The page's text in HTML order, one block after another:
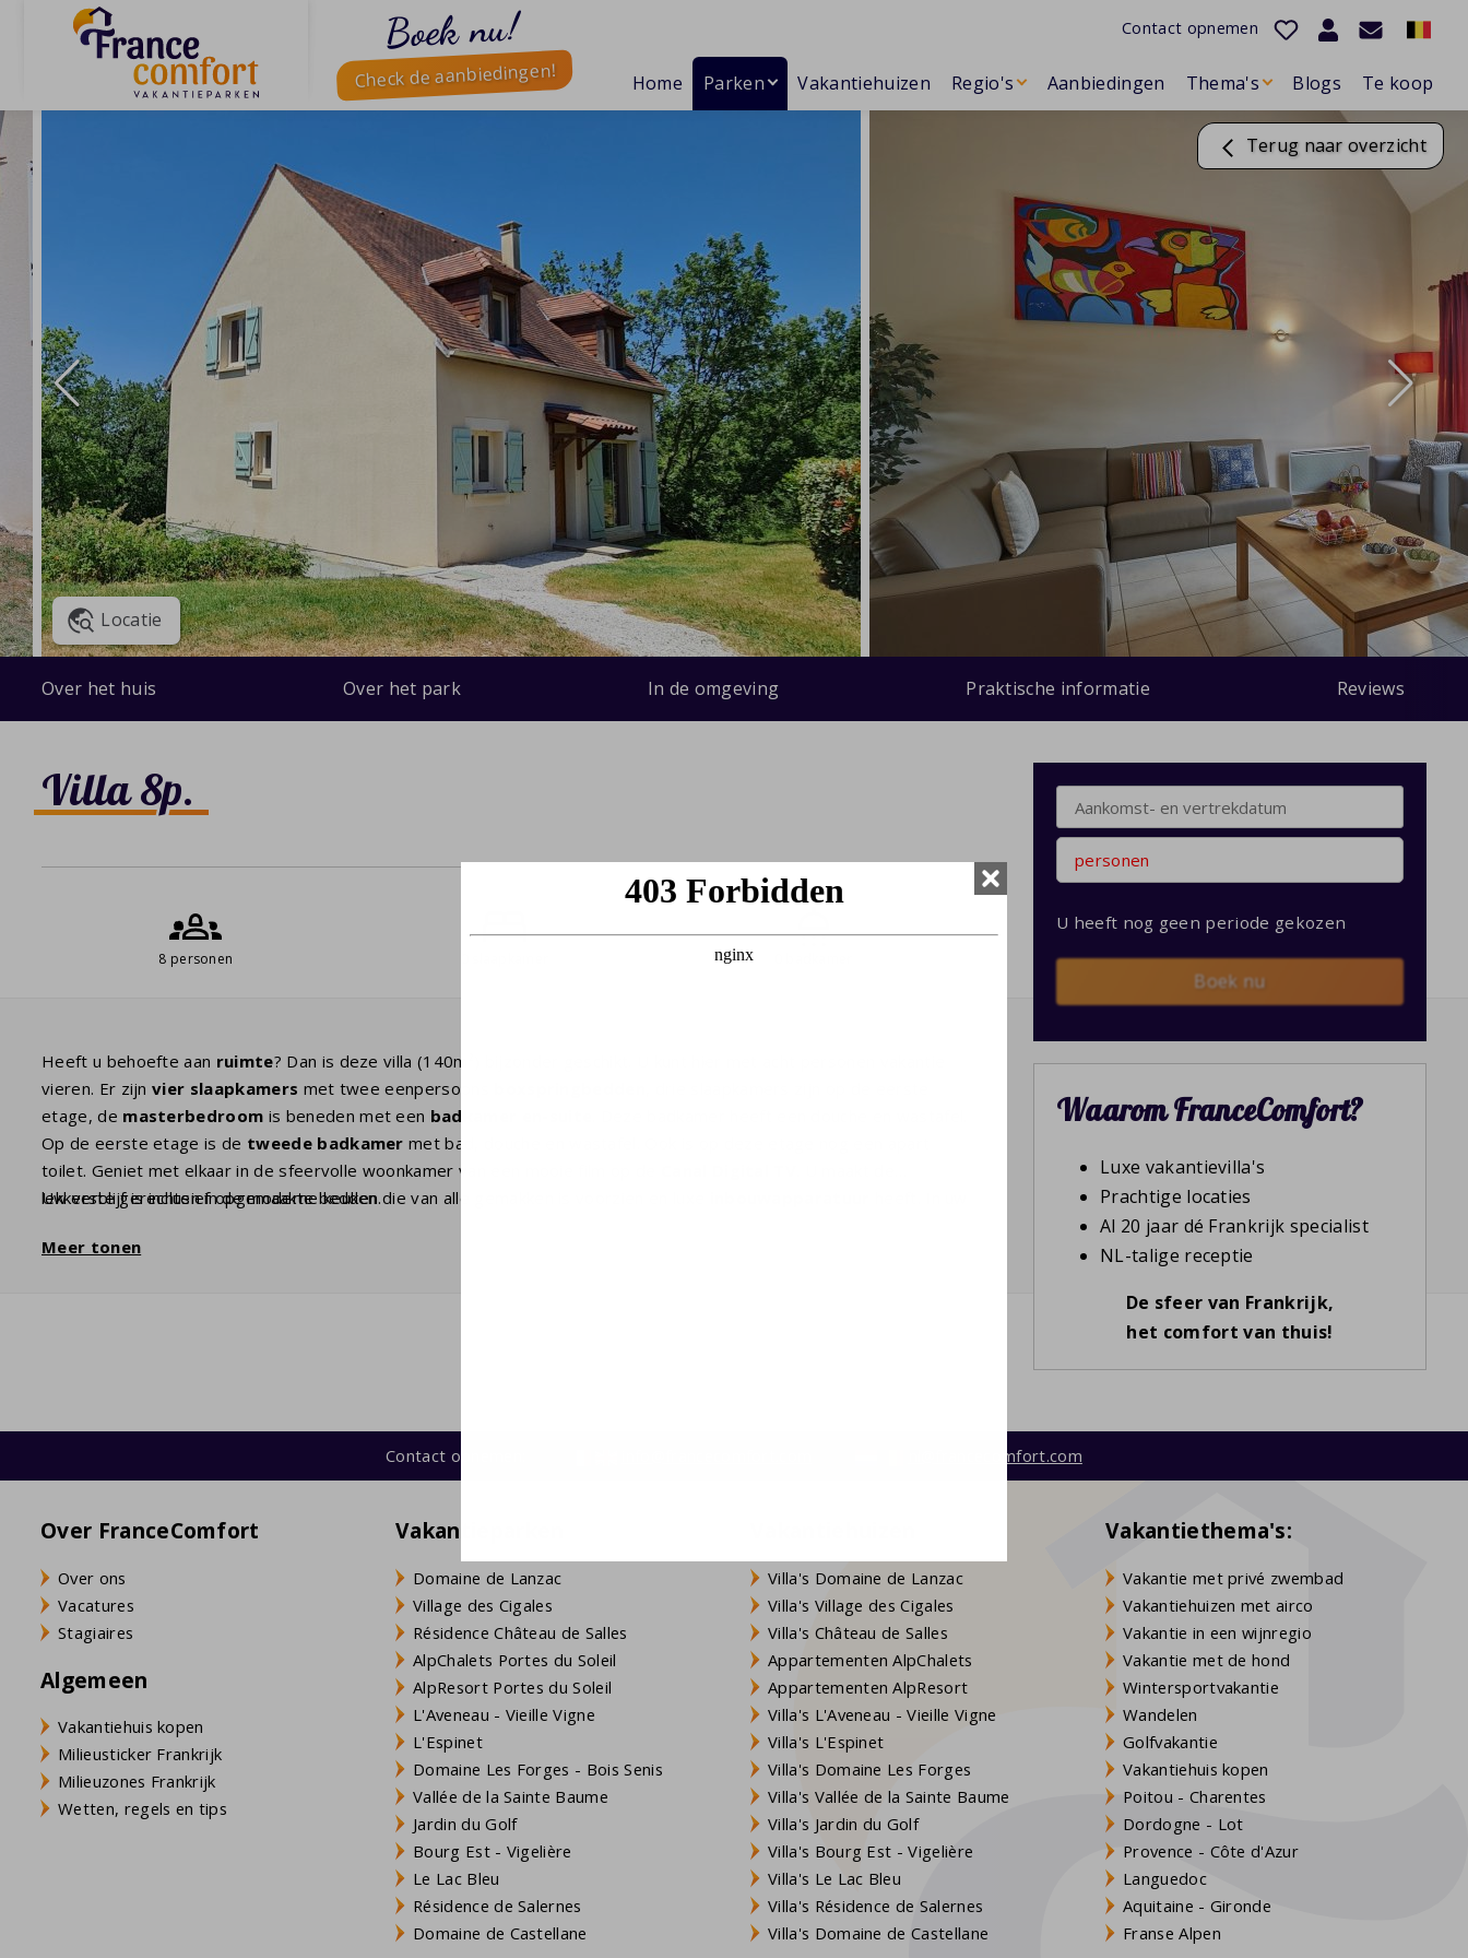
Boek nu!
Check de aanbiedingen!
Contact opnemen
Home Parken Vakantiehuizen Regio's Aanbiedingen Thema's Blogs Te koop
Terug naar overzicht
Locatie
Over het huis Over het park In de omgeving Praktische informatie Reviews
Villa 8p.
8 personen
Heeft u behoefte aan ruimte? Dan is deze villa (140m²) bijzonder geschikt. U kunt hier met acht personen vakantie
vieren. Er zijnvier slaapkamers met twee eenpersoons
etage, de masterbedroom is beneden met een badkamer en-suite
Op de eerste etage is de tweede badkamer met bad, douche en wastafel. Ook is op deze etage nog een apart
toilet. Geniet met elkaar in de sfeervolle woonkamer van een mooie film op de
lekkerste gerechten in de moderne keuken die van alle gemakken is voorzien en luxe
Uw verblijf is inclusief opgemaakte bedden.
Meer tonen
personen
U heeft nog geen periode gekozen
Boek nu
Waarom FranceComfort?
Luxe vakantievilla's
Prachtige locaties
Al 20 jaar dé Frankrijk specialist
NL-talige receptie
De sfeer van Frankrijk,
het comfort van thuis!
Contact opnemen: nl@francecomfort.com
Over FranceComfort
Over ons
Vacatures
Stagiaires
Algemeen
Vakantiehuis kopen
Milieusticker Frankrijk
Milieuzones Frankrijk
Wetten, regels en tips
Vakantieparken
Domaine de Lanzac
Village des Cigales
Résidence Château de Salles
AlpChalets Portes du Soleil
AlpResort Portes du Soleil
L'Aveneau - Vieille Vigne
L'Espinet
Domaine Les Forges - Bois Senis
Vallée de la Sainte Baume
Jardin du Golf
Bourg Est - Vigelière
Le Lac Bleu
Résidence de Salernes
Domaine de Castellane
Villa's Domaine de Lanzac
Villa's Village des Cigales
Villa's Château de Salles
Appartementen AlpChalets
Appartementen AlpResort
Villa's L'Aveneau - Vieille Vigne
Villa's L'Espinet
Villa's Domaine Les Forges
Villa's Vallée de la Sainte Baume
Villa's Jardin du Golf
Villa's Bourg Est - Vigelière
Villa's Le Lac Bleu
Villa's Résidence de Salernes
Villa's Domaine de Castellane
Vakantiethema's:
Vakantie met privé zwembad
Vakantiehuizen met airco
Vakantie in een wijnregio
Vakantie met de hond
Wintersportvakantie
Wandelen
Golfvakantie
Vakantiehuis kopen
Poitou - Charentes
Dordogne - Lot
Provence - Côte d'Azur
Languedoc
Aquitaine - Gironde
Franse Alpen